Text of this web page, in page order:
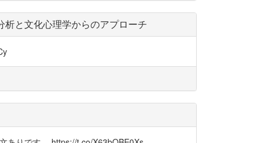
と文化心理学からのアプローチ